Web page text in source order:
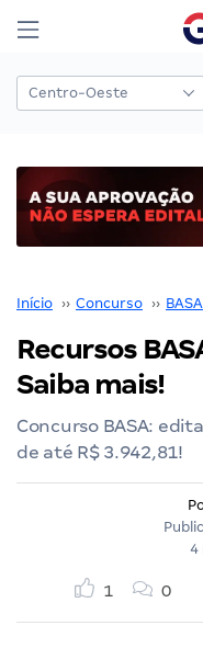
Início ›› Concurso ›› BASA
Recursos
Saiba mais!
Concurso BASA:
de até R$ 3.942,81!
4
1 0